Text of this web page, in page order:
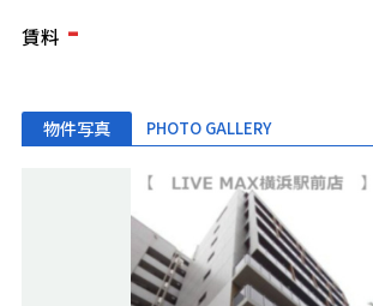
賃料 -
物件写真 PHOTO GALLERY